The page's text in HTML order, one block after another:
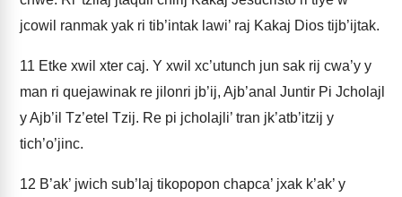
jcowil ranmak yak ri tib’intak lawi’ raj Kakaj Dios tijb’ijtak.
11 Etke xwil xter caj. Y xwil xc’utunch jun sak rij cwa’y y
man ri quejawinak re jilonri jb’ij, Ajb’anal Juntir Pi Jcholajl
y Ajb’il Tz’etel Tzij. Re pi jcholajli’ tran jk’atb’itzij y
tich’o’jinc.
12 B’ak’ jwich sub’laj tikopopon chapca’ jxak k’ak’ y